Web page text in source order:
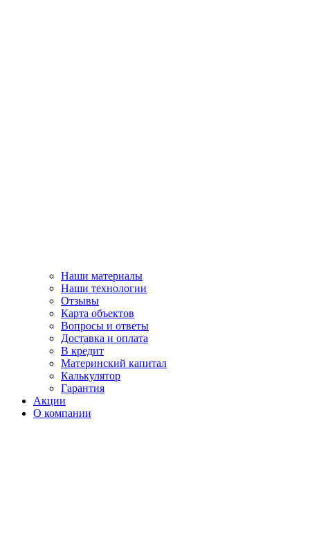
Наши материалы
Наши технологии
Отзывы
Карта объектов
Вопросы и ответы
Доставка и оплата
В кредит
Материнский капитал
Калькулятор
Гарантия
Акции
О компании